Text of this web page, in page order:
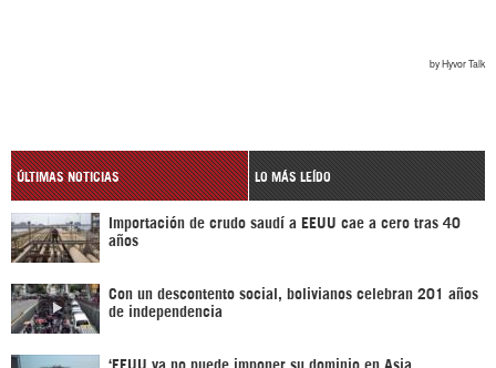
ÚLTIMAS NOTICIAS LO MÁS LEÍDO
Importación de crudo saudí a EEUU cae a cero tras 40
años
Con un descontento social, bolivianos celebran 201 años
de independencia
‘EEUU ya no puede imponer su dominio en Asia